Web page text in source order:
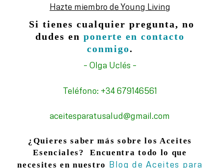
Hazte miembro de Young Living
Si tienes cualquier pregunta, no
dudes en ponerte en contacto
conmigo.
– Olga Uclés –
Teléfono: +34 679146561
aceitesparatusalud@gmail.com
¿Quieres saber más sobre los Aceites
Esenciales? Encuentra todo lo que
necesites en nuestro Blog de Aceites para